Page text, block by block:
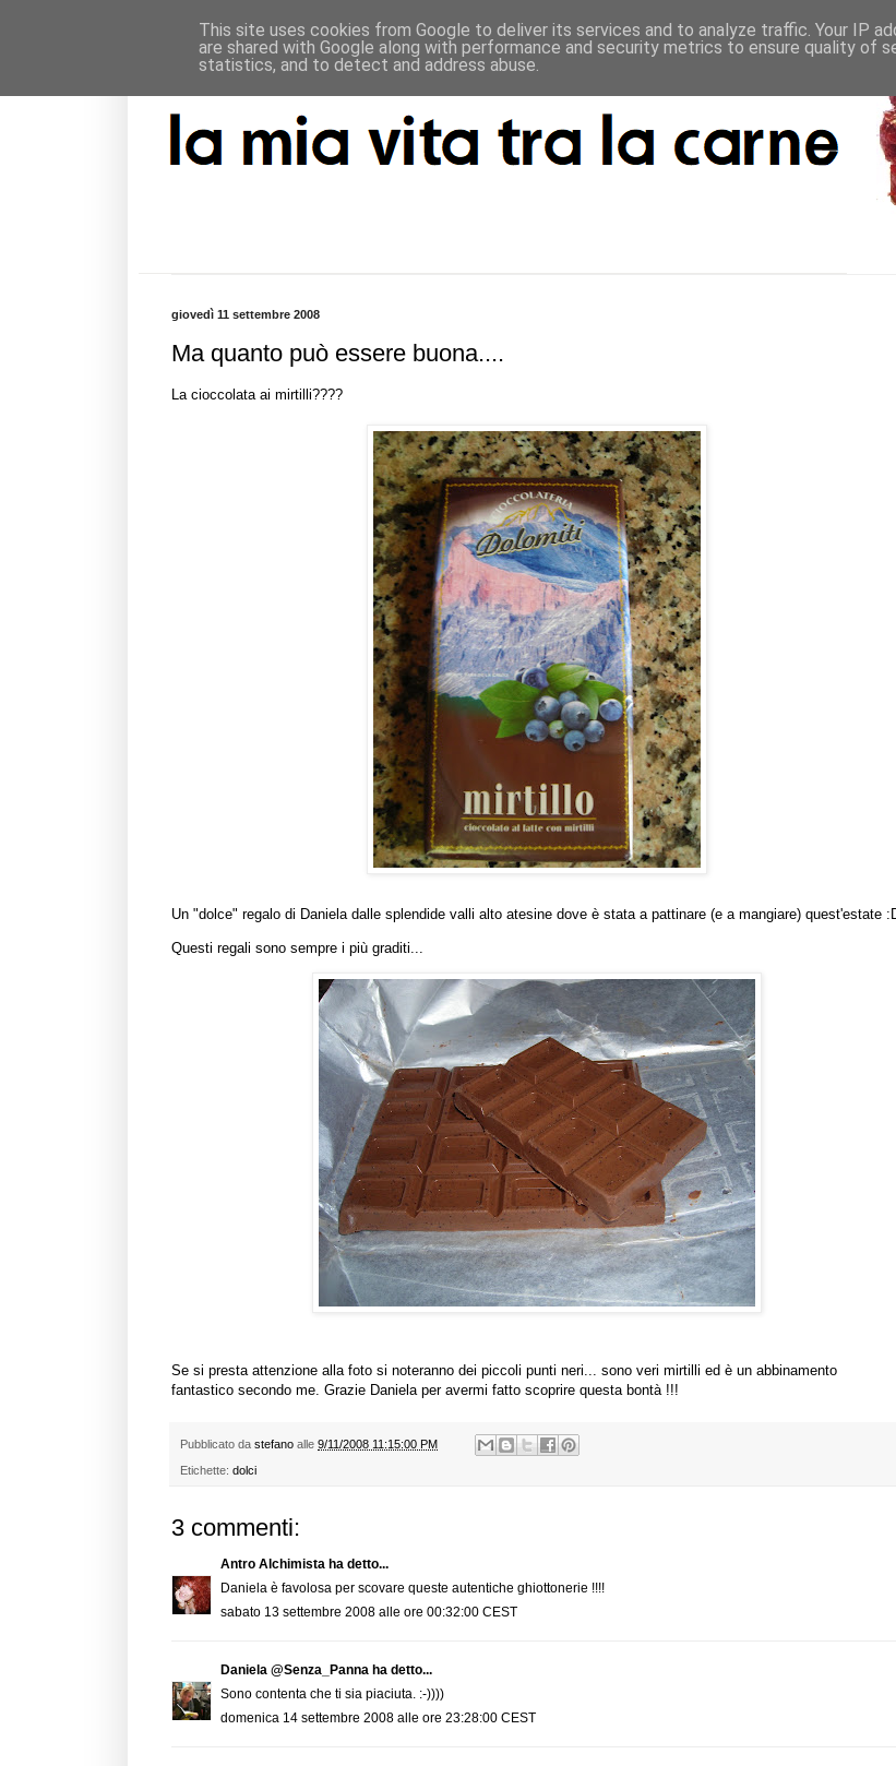
giovedì 11 settembre 2008
Ma quanto può essere buona....
La cioccolata ai mirtilli????
Un "dolce" regalo di Daniela dalle splendide valli alto atesine dove è stata a pattinare (e a mangiare) quest'estate
Questi regali sono sempre i più graditi...
Se si presta attenzione alla foto si noteranno dei piccoli punti neri... sono veri mirtilli ed è un abbinamento
fantastico secondo me. Grazie Daniela per avermi fatto scoprire questa bontà !!!
Pubblicato da stefano alle 9/11/2008 11:15:00 PM
Etichette: dolci
3 commenti:
Antro Alchimista ha detto...
Daniela è favolosa per scovare queste autentiche ghiottonerie !!!!
sabato 13 settembre 2008 alle ore 00:32:00 CEST
Daniela @Senza_Panna ha detto...
Sono contenta che ti sia piaciuta. :-))))
domenica 14 settembre 2008 alle ore 23:28:00 CEST
This site uses cookies from Google to deliver its services and to analyze traffic. Your IP
are shared with Google along with performance and security metrics to ensure quality of
statistics, and to detect and address abuse.